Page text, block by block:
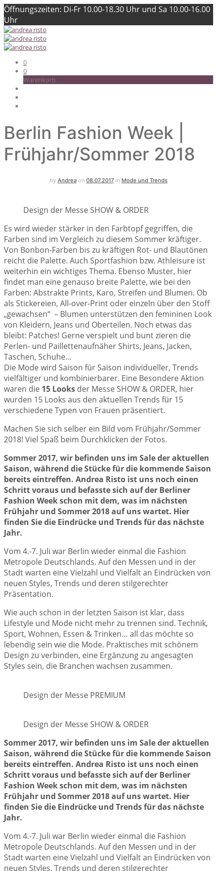
Öffnungszeiten: Di-Fr 10.00-18.30 Uhr und Sa 10.00-16.00
Uhr
0
0
Warenkorb
Berlin Fashion Week |
Frühjahr/Sommer 2018
by Andreaon 08.07.2017in Mode und Trends
Design der Messe SHOW & ORDER
Es wird wieder stärker in den Farbtopf gegriffen, die
Farben sind im Vergleich zu diesem Sommer kräftiger.
Von Bonbon-Farben bis zu kräftigen Rot- und Blautönen
reicht die Palette. Auch Sportfashion bzw. Athleisure ist
weiterhin ein wichtiges Thema. Ebenso Muster, hier
findet man eine genauso breite Palette, wie bei den
Farben: Abstrakte Prints, Karo, Streifen und Blumen. Ob
als Stickereien, All-over-Print oder einzeln über den Stoff
„gewachsen“ – Blumen unterstützen den femininen Look
von Kleidern, Jeans und Oberteilen. Noch etwas das
bleibt: Patches! Gerne verspielt und bunt zieren die
Perlen- und Paillettenaufnäher Shirts, Jeans, Jacken,
Taschen, Schuhe…
Die Mode wird Saison für Saison individueller, Trends
vielfältiger und kombinierbarer. Eine Besondere Aktion
waren die 15 Looks der Messe SHOW & ORDER, hier
wurden 15 Looks aus den aktuellen Trends für 15
verschiedene Typen von Frauen präsentiert.
Machen Sie sich selber ein Bild vom Frühjahr/Sommer
2018! Viel Spaß beim Durchklicken der Fotos.
Sommer 2017, wir befinden uns im Sale der aktuellen
Saison, während die Stücke für die kommende Saison
bereits eintreffen. Andrea Risto ist uns noch einen
Schritt voraus und befasste sich auf der Berliner
Fashion Week schon mit dem, was im nächsten
Frühjahr und Sommer 2018 auf uns wartet. Hier
finden Sie die Eindrücke und Trends für das nächste
Jahr.
Vom 4.-7. Juli war Berlin wieder einmal die Fashion
Metropole Deutschlands. Auf den Messen und in der
Stadt warten eine Vielzahl und Vielfalt an Eindrücken von
neuen Styles, Trends und deren stilgerechter
Präsentation.
Wie auch schon in der letzten Saison ist klar, dass
Lifestyle und Mode nicht mehr zu trennen sind. Technik,
Sport, Wohnen, Essen & Trinken… all das möchte so
lebendig sein wie die Mode. Praktisches mit schönem
Design zu verbinden, eine Ergänzung zu angesagten
Styles sein, die Branchen wachsen zusammen.
Design der Messe PREMIUM
Design der Messe SHOW & ORDER
Sommer 2017, wir befinden uns im Sale der aktuellen
Saison, während die Stücke für die kommende Saison
bereits eintreffen. Andrea Risto ist uns noch einen
Schritt voraus und befasste sich auf der Berliner
Fashion Week schon mit dem, was im nächsten
Frühjahr und Sommer 2018 auf uns wartet. Hier
finden Sie die Eindrücke und Trends für das nächste
Jahr.
Vom 4.-7. Juli war Berlin wieder einmal die Fashion
Metropole Deutschlands. Auf den Messen und in der
Stadt warten eine Vielzahl und Vielfalt an Eindrücken von
neuen Styles, Trends und deren stilgerechter